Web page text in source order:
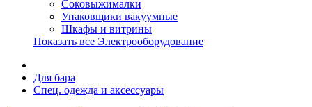
Соковыжималки
Упаковщики вакуумные
Шкафы и витрины
Показать все Электрооборудование
Для бара
Спец. одежда и аксессуары